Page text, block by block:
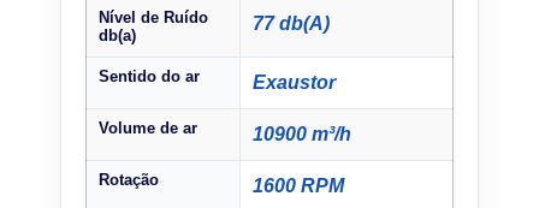
Nível de Ruído
db(a)
77 db(A)
Sentido do ar Exaustor
Volume de ar 10900 m³/h
Rotação 1600 RPM